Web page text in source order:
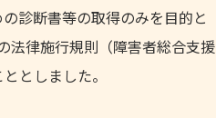
診断書等の取得のみを目的と
法律施行規則（障害者総合支援
としました。